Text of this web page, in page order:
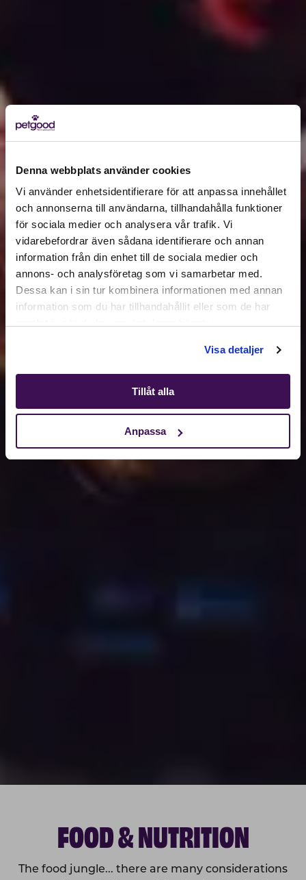
Denna webbplats använder cookies
Vi använder enhetsidentifierare för att anpassa innehållet
och annonserna till användarna, tillhandahålla funktioner
för sociala medier och analysera vår trafik. Vi
vidarebefordrar även sådana identifierare och annan
information från din enhet till de sociala medier och
annons- och analysföretag som vi samarbetar med.
Dessa kan i sin tur kombinera informationen med annan
information som du har tillhandahållit eller som de har
Visa detaljer
Tillåt alla
Anpassa
Active location:
Australia
Currency: AUD
SELECT YOUR COUNTRY:
FOOD & NUTRITION
The food jungle... there are many considerations